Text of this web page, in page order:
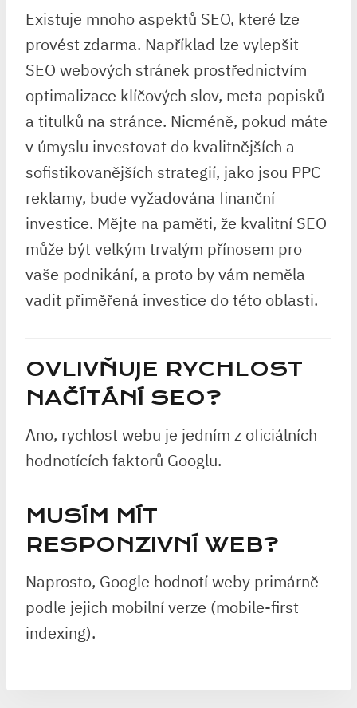
Existuje mnoho aspektů SEO, které lze
provést zdarma. Například lze vylepšit
SEO webových stránek prostřednictvím
optimalizace klíčových slov, meta popisků
a titulků na stránce. Nicméně, pokud máte
v úmyslu investovat do kvalitnějších a
sofistikovanějších strategií, jako jsou PPC
reklamy, bude vyžadována finanční
investice. Mějte na paměti, že kvalitní SEO
může být velkým trvalým přínosem pro
vaše podnikání, a proto by vám neměla
vadit přiměřená investice do této oblasti.
OVLIVŇUJE RYCHLOST
NAČÍTÁNÍ SEO?
Ano, rychlost webu je jedním z oficiálních
hodnotících faktorů Googlu.
MUSÍM MÍT
RESPONZIVNÍ WEB?
Naprosto, Google hodnotí weby primárně
podle jejich mobilní verze (mobile-first
indexing).